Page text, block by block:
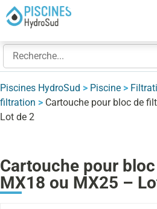
Piscines HydroSud > Piscine >
filtration > Cartouche pour bloc de
Lot de 2
Cartouche pour
MX18 ou MX25 –